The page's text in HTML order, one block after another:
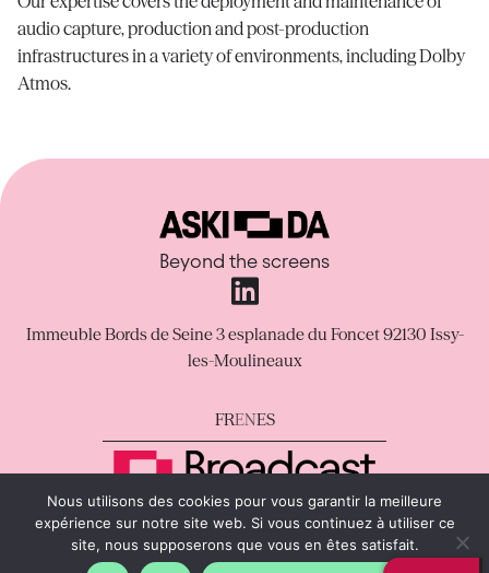
audio capture, production and post-production
infrastructures in a variety of environments, including Dolby
Atmos.
Beyond the screens
Immeuble Bords de Seine3 esplanade du Foncet92130 Issy-
les-Moulineaux
FRENES
Legal NoticePrivacy PolicySupportWAMN
copyright © Aski-da All rights reserved
Nous utilisons des cookies pour vous garantir la meilleure
expérience sur notre site web. Si vous continuez à utiliser ce
site, nous supposerons que vous en êtes satisfait.